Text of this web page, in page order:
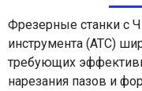
Фрезерные станки с
инструмента (ATC)
требующих
нарезания пазов и